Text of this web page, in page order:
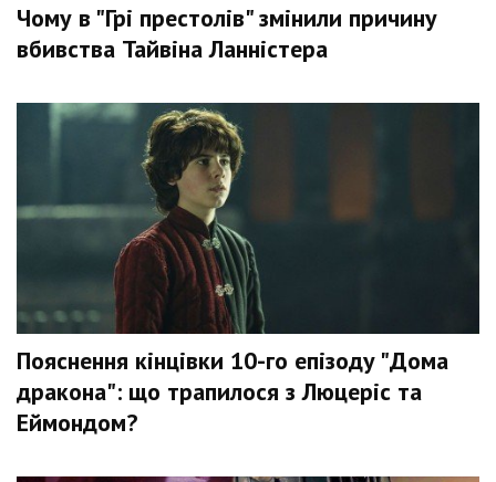
Чому в "Грі престолів" змінили причину
вбивства Тайвіна Ланністера
Пояснення кінцівки 10-го епізоду "Дома
дракона": що трапилося з Люцеріс та
Еймондом?